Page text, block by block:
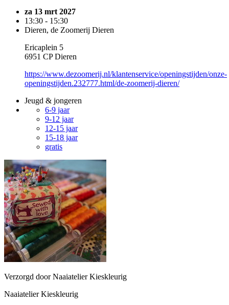
za 13 mrt 2027
13:30 - 15:30
Dieren, de Zoomerij Dieren
Ericaplein 5
6951 CP Dieren
https://www.dezoomerij.nl/klantenservice/openingstijden/onze-
openingstijden.232777.html/de-zoomerij-dieren/
Jeugd & jongeren
6-9 jaar
9-12 jaar
12-15 jaar
15-18 jaar
gratis
Verzorgd door Naaiatelier Kieskleurig
Naaiatelier Kieskleurig